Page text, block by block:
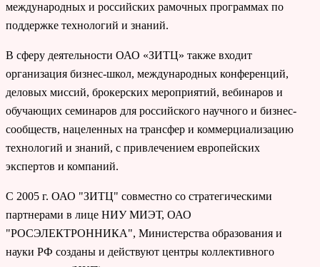
международных и российских рамочных программах по
поддержке технологий и знаний.
В сферу деятельности ОАО «ЗИТЦ» также входит
организация бизнес-школ, международных конференций,
деловых миссий, брокерских мероприятий, вебинаров и
обучающих семинаров для российского научного и бизнес-
сообществ, нацеленных на трансфер и коммерциализацию
технологий и знаний, с привлечением европейских
экспертов и компаний.
С 2005 г. ОАО "ЗИТЦ" совместно со стратегическими
партнерами в лице НИУ МИЭТ, ОАО
"РОСЭЛЕКТРОННИКА", Министерства образования и
науки РФ созданы и действуют центры коллективного